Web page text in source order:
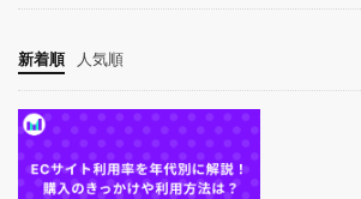
新着順 人気順